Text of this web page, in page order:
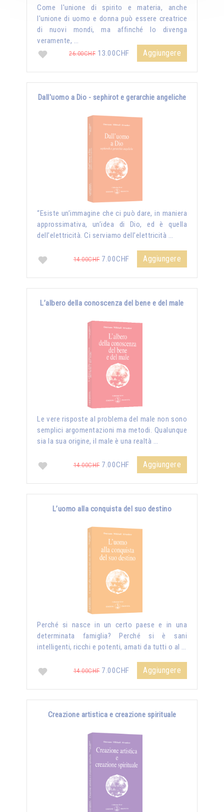
Come l'unione di spirito e materia, anche
l'unione di uomo e donna può essere creatrice
di nuovi mondi, ma affinché lo divenga
veramente, …
26.00CHF 13.00CHF Aggiungere
Dall'uomo a Dio - sephirot e gerarchie angeliche
“Esiste un’immagine che ci può dare, in maniera
approssimativa, un’idea di Dio, ed è quella
dell’elettricità. Ci serviamo dell’elettricità …
14.00CHF7.00CHF Aggiungere
L’albero della conoscenza del bene e del male
Le vere risposte al problema del male non sono
semplici argomentazioni ma metodi. Qualunque
sia la sua origine, il male è una realtà …
14.00CHF7.00CHF Aggiungere
L’uomo alla conquista del suo destino
Perché si nasce in un certo paese e in una
determinata famiglia? Perché si è sani
intelligenti, ricchi e potenti, amati da tutti o al …
14.00CHF7.00CHF Aggiungere
Creazione artistica e creazione spirituale